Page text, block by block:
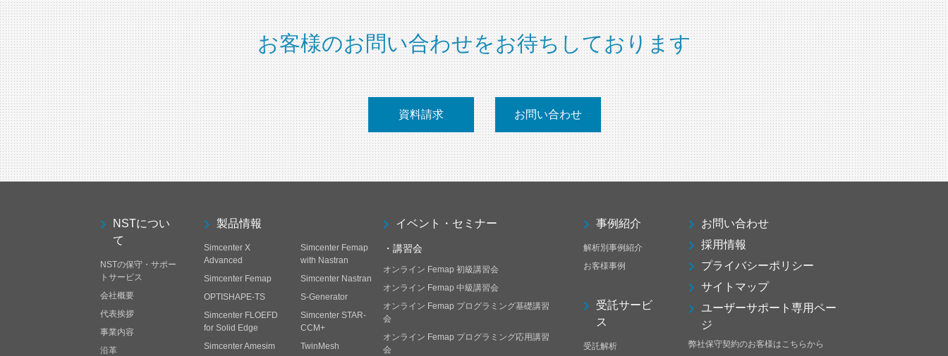
お客様のお問い合わせをお待ちしております
資料請求 お問い合わせ
NSTについ
て
NSTの保守・サポー
トサービス
会社概要
代表挨拶
事業内容
沿革
製品情報
Simcenter X
Advanced
Simcenter Femap
with Nastran
Simcenter Femap
Simcenter Nastran
OPTISHAPE-TS
S-Generator
Simcenter FLOEFD
for Solid Edge
Simcenter STAR-
CCM+
Simcenter Amesim
TwinMesh
イベント・セミナー
・講習会
オンライン Femap 初級講習会
オンライン Femap 中級講習会
オンライン Femap プログラミング基礎講習
会
オンライン Femap プログラミング応用講習
会
事例紹介
解析別事例紹介
お客様事例
受託サービ
ス
受託解析
お問い合わせ
採用情報
プライバシーポリシー
サイトマップ
ユーザーサポート専用ペー
ジ
弊社保守契約のお客様はこちらから